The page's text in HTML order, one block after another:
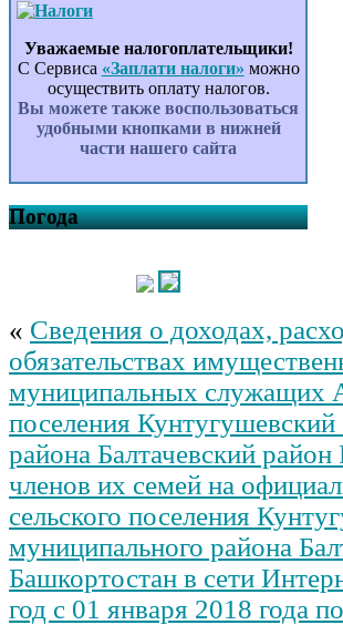
Уважаемые налогоплательщики!
С Сервиса «Заплати налоги» можно
осуществить оплату налогов.
Вы можете также воспользоваться
удобными кнопками в нижней
части нашего сайта
Погода
« Сведения о доходах,
обязательствах
муниципальных служащих
поселения Кунтугушевский
района Балтачевский
членов их семей на
сельского поселения
муниципального района
Башкортостан в сети
год с 01 января 2018 года